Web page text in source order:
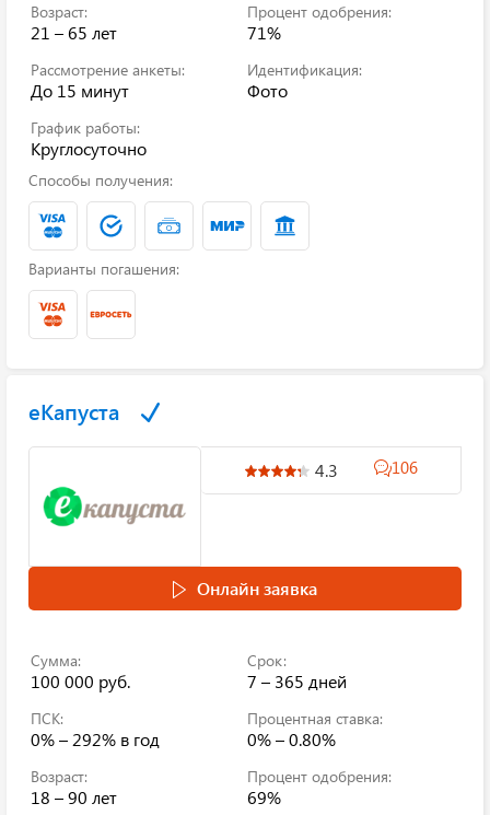
Возраст:
21 – 65 лет
Процент одобрения:
71%
Рассмотрение анкеты:
До 15 минут
Идентификация:
Фото
График работы:
Круглосуточно
Способы получения:
Варианты погашения:
еКапуста
4.3 106
Онлайн заявка
Сумма:
100 000 руб.
Срок:
7 – 365 дней
ПСК:
0% – 292% в год
Процентная ставка:
0% – 0.80%
Возраст:
18 – 90 лет
Процент одобрения:
69%